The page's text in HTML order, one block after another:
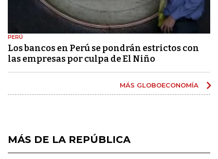
PERÚ
Los bancos en Perú se pondrán estrictos con
las empresas por culpa de El Niño
MÁS GLOBOECONOMÍA
MÁS DE LA REPÚBLICA